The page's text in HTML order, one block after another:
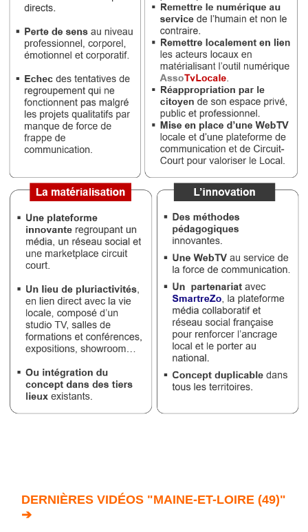
DERNIÈRES VIDÉOS "MAINE-ET-LOIRE (49)"
➔